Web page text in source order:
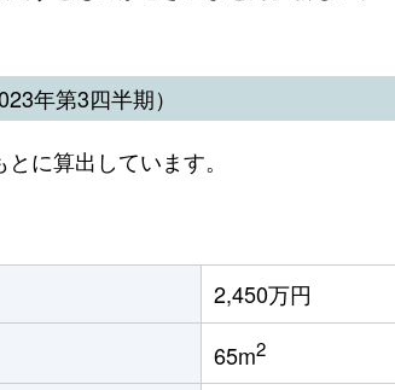
年第3四半期）
に算出しています。
2,450万円
65m2